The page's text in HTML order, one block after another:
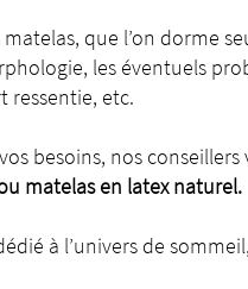
que l’on dorme
les éventuels
ressentie, etc.
besoins, nos
matelas en latex naturel.
à l’univers de